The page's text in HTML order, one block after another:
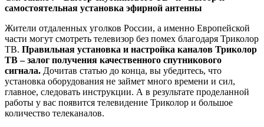
самостоятельная установка эфирной антенны
Жители отдаленных уголков России, а именно Европейской
части могут смотреть телевизор без помех благодаря Триколор
ТВ. Правильная установка и настройка каналов Триколор
ТВ – залог получения качественного спутникового
сигнала. Дочитав статью до конца, вы убедитесь, что
установка оборудования не займет много времени и сил,
главное, следовать инструкции. А в результате проделанной
работы у вас появится телевидение Триколор и большое
количество телеканалов.